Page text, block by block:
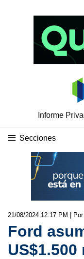
Informe
Secciones
21/08/2024 12:17 PM |
Ford